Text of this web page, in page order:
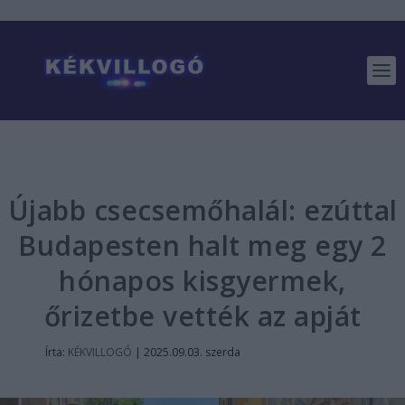
Újabb csecsemőhalál: ezúttal
Budapesten halt meg egy 2
hónapos kisgyermek,
őrizetbe vették az apját
Írta: KÉKVILLOGÓ | 2025.09.03. szerda